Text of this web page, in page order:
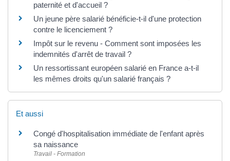
paternité et d'accueil ?
Un jeune père salarié bénéficie-t-il d'une protection
contre le licenciement ?
Impôt sur le revenu - Comment sont imposées les
indemnités d'arrêt de travail ?
Un ressortissant européen salarié en France a-t-il
les mêmes droits qu'un salarié français ?
Et aussi
Congé d'hospitalisation immédiate de l'enfant après
sa naissance
Travail - Formation